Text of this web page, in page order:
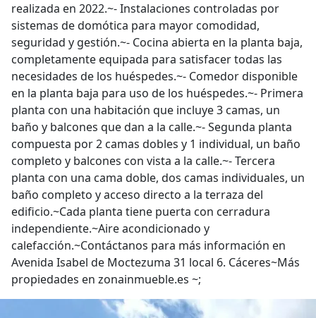
realizada en 2022.~- Instalaciones controladas por
sistemas de domótica para mayor comodidad,
seguridad y gestión.~- Cocina abierta en la planta baja,
completamente equipada para satisfacer todas las
necesidades de los huéspedes.~- Comedor disponible
en la planta baja para uso de los huéspedes.~- Primera
planta con una habitación que incluye 3 camas, un
baño y balcones que dan a la calle.~- Segunda planta
compuesta por 2 camas dobles y 1 individual, un baño
completo y balcones con vista a la calle.~- Tercera
planta con una cama doble, dos camas individuales, un
baño completo y acceso directo a la terraza del
edificio.~Cada planta tiene puerta con cerradura
independiente.~Aire acondicionado y
calefacción.~Contáctanos para más información en
Avenida Isabel de Moctezuma 31 local 6. Cáceres~Más
propiedades en zonainmueble.es ~;